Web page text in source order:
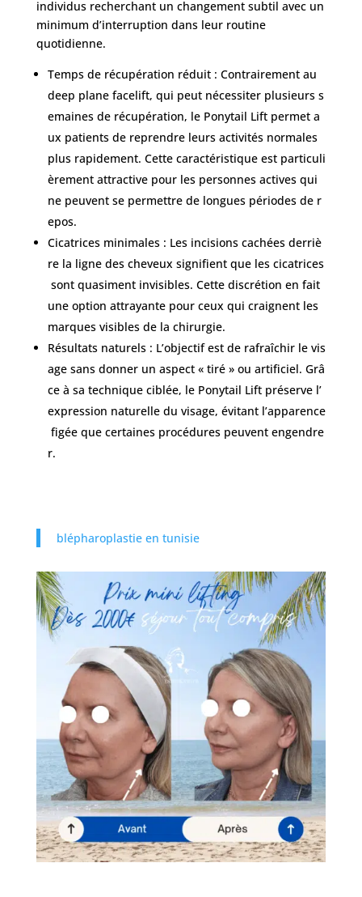
individus recherchant un changement subtil avec un
minimum d’interruption dans leur routine
quotidienne.
Temps de récupération réduit : Contrairement au
deep plane facelift, qui peut nécessiter plusieurs s
emaines de récupération, le Ponytail Lift permet a
ux patients de reprendre leurs activités normales
plus rapidement. Cette caractéristique est particuli
èrement attractive pour les personnes actives qui
ne peuvent se permettre de longues périodes de r
epos.
Cicatrices minimales : Les incisions cachées derriè
re la ligne des cheveux signifient que les cicatrices
sont quasiment invisibles. Cette discrétion en fait
une option attrayante pour ceux qui craignent les
marques visibles de la chirurgie.
Résultats naturels : L’objectif est de rafraîchir le vis
age sans donner un aspect « tiré » ou artificiel. Grâ
ce à sa technique ciblée, le Ponytail Lift préserve l’
expression naturelle du visage, évitant l’apparence
figée que certaines procédures peuvent engendre
r.
blépharoplastie en tunisie